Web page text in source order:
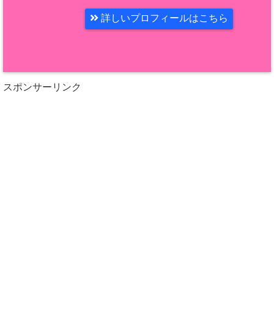
詳しいプロフィールはこちら
スポンサーリンク